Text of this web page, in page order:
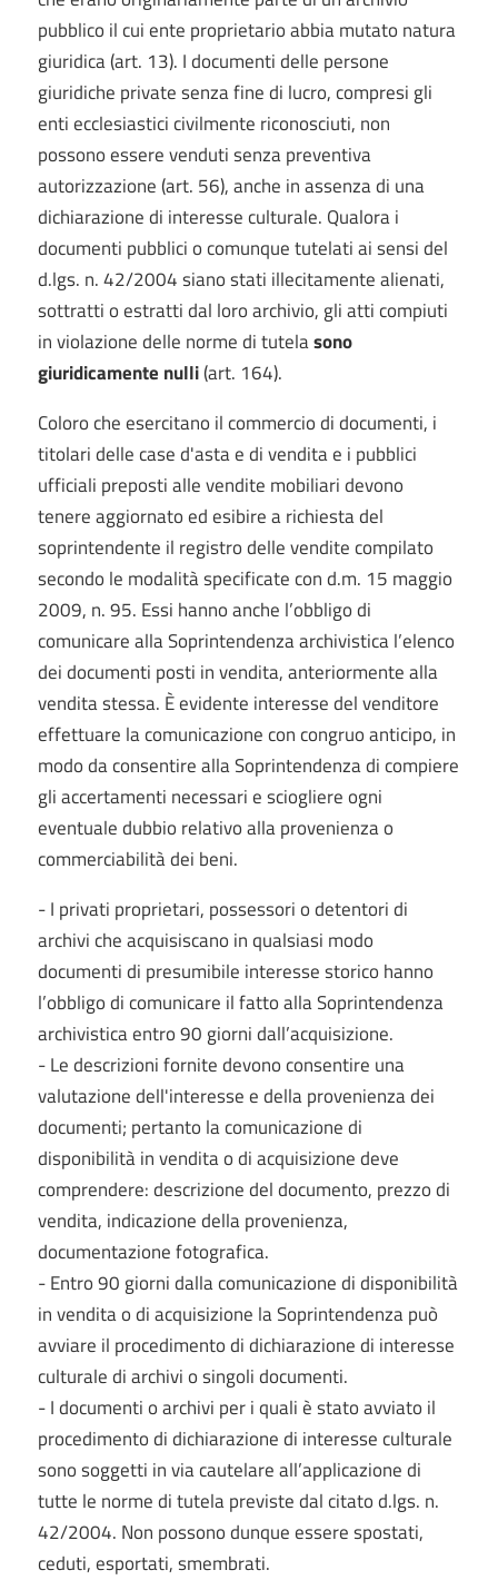
pubblico il cui ente proprietario abbia mutato natura
giuridica (art. 13). I documenti delle persone
giuridiche private senza fine di lucro, compresi gli
enti ecclesiastici civilmente riconosciuti, non
possono essere venduti senza preventiva
autorizzazione (art. 56), anche in assenza di una
dichiarazione di interesse culturale. Qualora i
documenti pubblici o comunque tutelati ai sensi del
d.lgs. n. 42/2004 siano stati illecitamente alienati,
sottratti o estratti dal loro archivio, gli atti compiuti
in violazione delle norme di tutelasono
giuridicamente nulli(art. 164).
Coloro che esercitano il commercio di documenti, i
titolari delle case d'asta e di vendita e i pubblici
ufficiali preposti alle vendite mobiliari devono
tenere aggiornato ed esibire a richiesta del
soprintendente il registro delle vendite compilato
secondo le modalità specificate con d.m. 15 maggio
2009, n. 95. Essi hanno anche l’obbligo di
comunicare alla Soprintendenza archivistica l’elenco
dei documenti posti in vendita, anteriormente alla
vendita stessa. È evidente interesse del venditore
effettuare la comunicazione con congruo anticipo, in
modo da consentire alla Soprintendenza di compiere
gli accertamenti necessari e sciogliere ogni
eventuale dubbio relativo alla provenienza o
commerciabilità dei beni.
- I privati proprietari, possessori o detentori di
archivi che acquisiscano in qualsiasi modo
documenti di presumibile interesse storico hanno
l’obbligo di comunicare il fatto alla Soprintendenza
archivistica entro 90 giorni dall’acquisizione.
- Le descrizioni fornite devono consentire una
valutazione dell'interesse e della provenienza dei
documenti; pertanto la comunicazione di
disponibilità in vendita o di acquisizione deve
comprendere: descrizione del documento, prezzo di
vendita, indicazione della provenienza,
documentazione fotografica.
- Entro 90 giorni dalla comunicazione di disponibilità
in vendita o di acquisizione la Soprintendenza può
avviare il procedimento di dichiarazione di interesse
culturale di archivi o singoli documenti.
- I documenti o archivi per i quali è stato avviato il
procedimento di dichiarazione di interesse culturale
sono soggetti in via cautelare all’applicazione di
tutte le norme di tutela previste dal citato d.lgs. n.
42/2004. Non possono dunque essere spostati,
ceduti, esportati, smembrati.